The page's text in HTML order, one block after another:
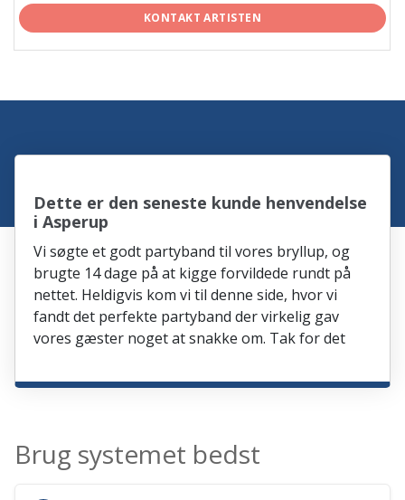
KONTAKT ARTISTEN
Dette er den seneste kunde henvendelse
i Asperup
Vi søgte et godt partyband til vores bryllup, og
brugte 14 dage på at kigge forvildede rundt på
nettet. Heldigvis kom vi til denne side, hvor vi
fandt det perfekte partyband der virkelig gav
vores gæster noget at snakke om. Tak for det
Brug systemet bedst